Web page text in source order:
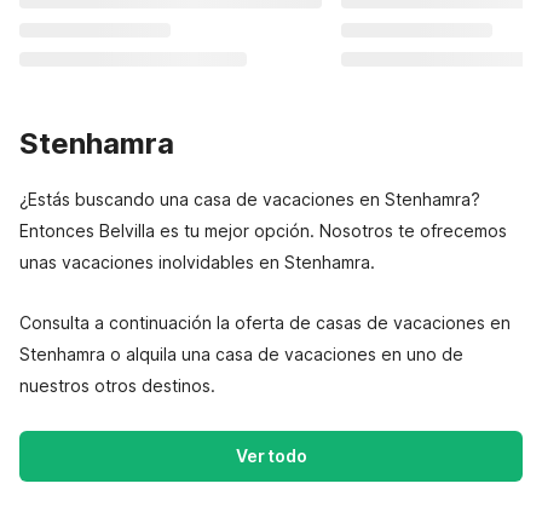
Stenhamra
¿Estás buscando una casa de vacaciones en Stenhamra?
Entonces Belvilla es tu mejor opción. Nosotros te ofrecemos
unas vacaciones inolvidables en Stenhamra.
Consulta a continuación la oferta de casas de vacaciones en
Stenhamra o alquila una casa de vacaciones en uno de
nuestros otros destinos.
Ver todo